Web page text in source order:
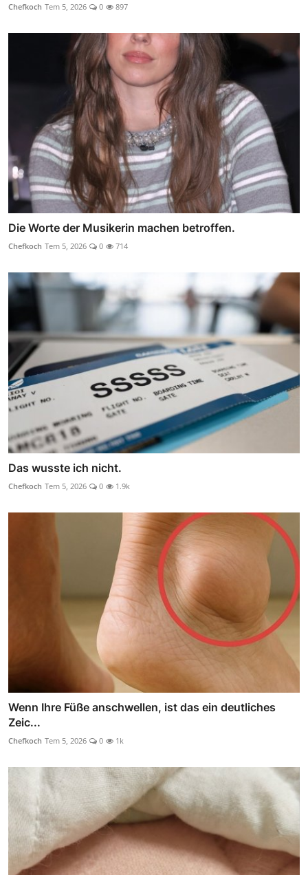
Chefkoch Tem 5, 2026 0 897
Die Worte der Musikerin machen betroffen.
Chefkoch Tem 5, 2026 0 714
Das wusste ich nicht.
Chefkoch Tem 5, 2026 0 1.9k
Wenn Ihre Füße anschwellen, ist das ein deutliches
Zeic...
Chefkoch Tem 5, 2026 0 1k